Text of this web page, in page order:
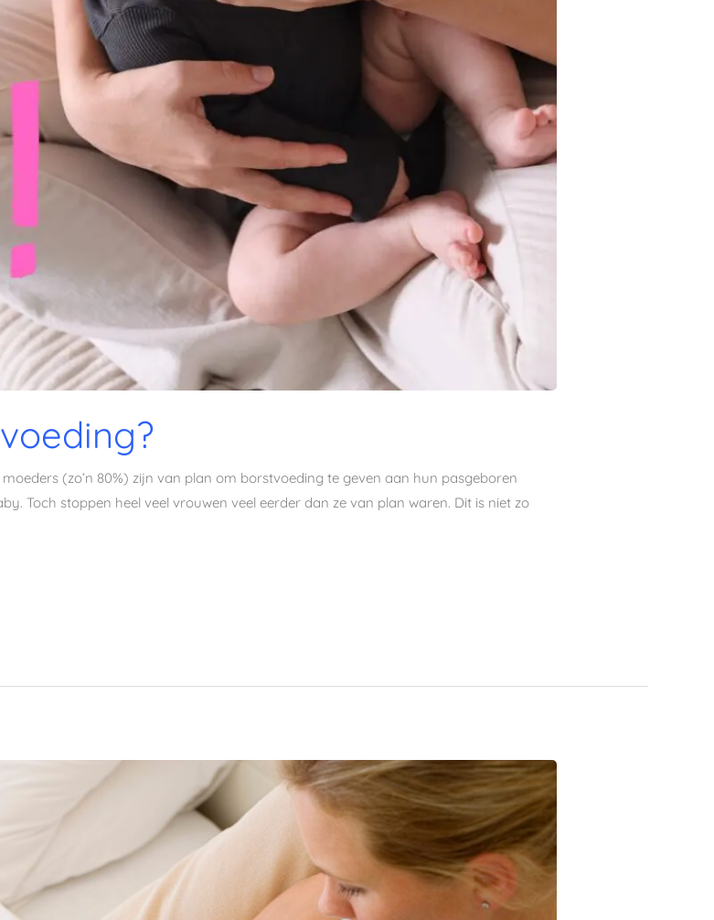
(zo’n 80%) zijn van plan om borstvoeding te geven aan hun pasgeboren
Toch stoppen heel veel vrouwen veel eerder dan ze van plan waren. Dit is niet zo